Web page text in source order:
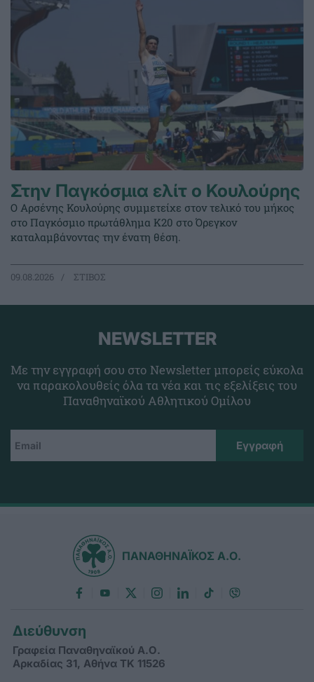
Στην Παγκόσμια ελίτ ο Κουλούρης
Ο Αρσένης Κουλούρης συμμετείχε στον τελικό του μήκος
στο Παγκόσμιο πρωτάθλημα Κ20 στο Όρεγκον
καταλαμβάνοντας την ένατη θέση.
09.08.2026 ΣΤΙΒΟΣ
NEWSLETTER
Με την εγγραφή σου στο Newsletter μπορείς εύκολα
να παρακολουθείς όλα τα νέα και τις εξελίξεις του
Παναθηναϊκού Αθλητικού Ομίλου
ΠΑΝΑΘΗΝΑΪΚΟΣ Α.Ο.
Διεύθυνση
Γραφεία Παναθηναϊκού Α.Ο.
Αρκαδίας 31, Αθήνα ΤΚ 11526